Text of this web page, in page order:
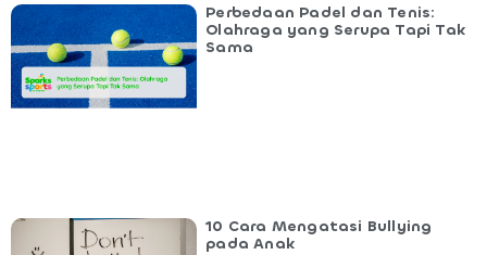
Perbedaan Padel dan Tenis:
Olahraga yang Serupa Tapi Tak
Sama
10 Cara Mengatasi Bullying
pada Anak